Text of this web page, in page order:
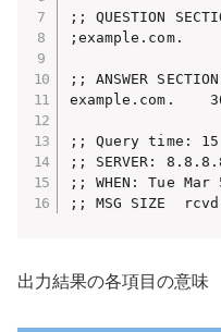
;; QUESTION
;; ANSWER
example.com.
;; Query time: 15
;; SERVER:
;; WHEN: Tue Mar
;; MSG SIZE
出力結果の各項目の意味